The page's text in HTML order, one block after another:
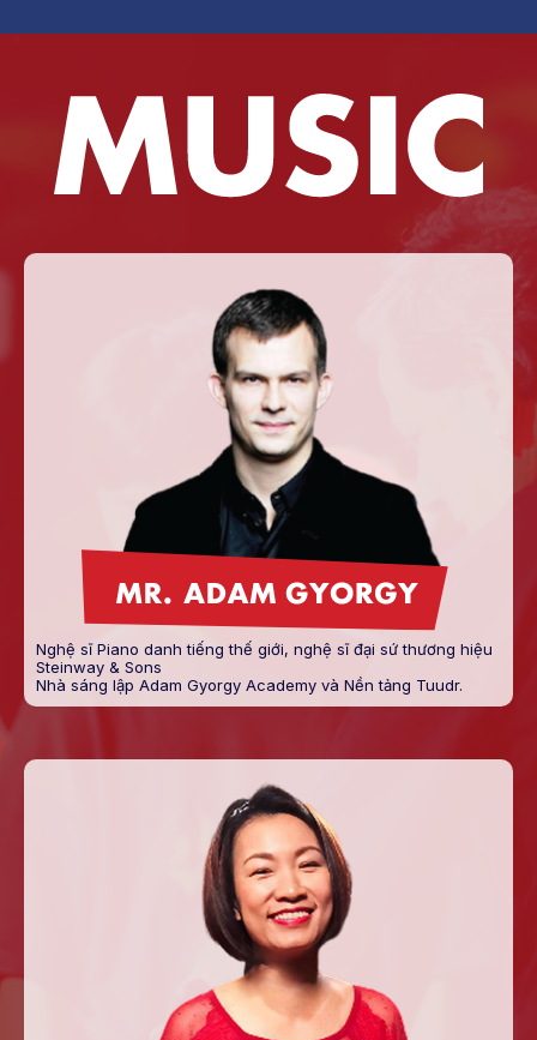
Nghệ sĩ Piano danh tiếng thế giới, nghệ sĩ đại sứ thương hiệu
Steinway & Sons
Nhà sáng lập Adam Gyorgy Academy và Nền tảng Tuudr.